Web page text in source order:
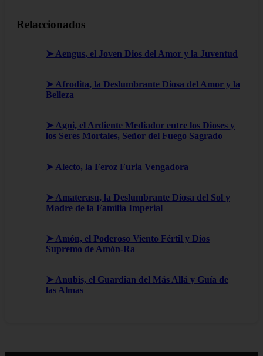
Relaccionados
➤ Aengus, el Joven Dios del Amor y la Juventud
➤ Afrodita, la Deslumbrante Diosa del Amor y la
Belleza
➤ Agni, el Ardiente Mediador entre los Dioses y
los Seres Mortales, Señor del Fuego Sagrado
➤ Alecto, la Feroz Furia Vengadora
➤ Amaterasu, la Deslumbrante Diosa del Sol y
Madre de la Familia Imperial
➤ Amón, el Poderoso Viento Fértil y Dios
Supremo de Amón-Ra
➤ Anubis, el Guardian del Más Allá y Guía de
las Almas